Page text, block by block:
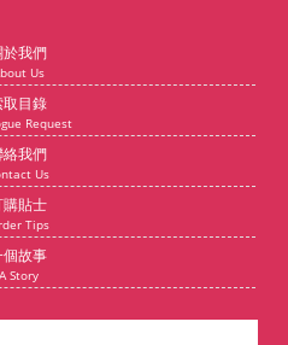
於我們
Us
取目錄
Request
絡我們
Us
購貼士
Tips
個故事
A Story